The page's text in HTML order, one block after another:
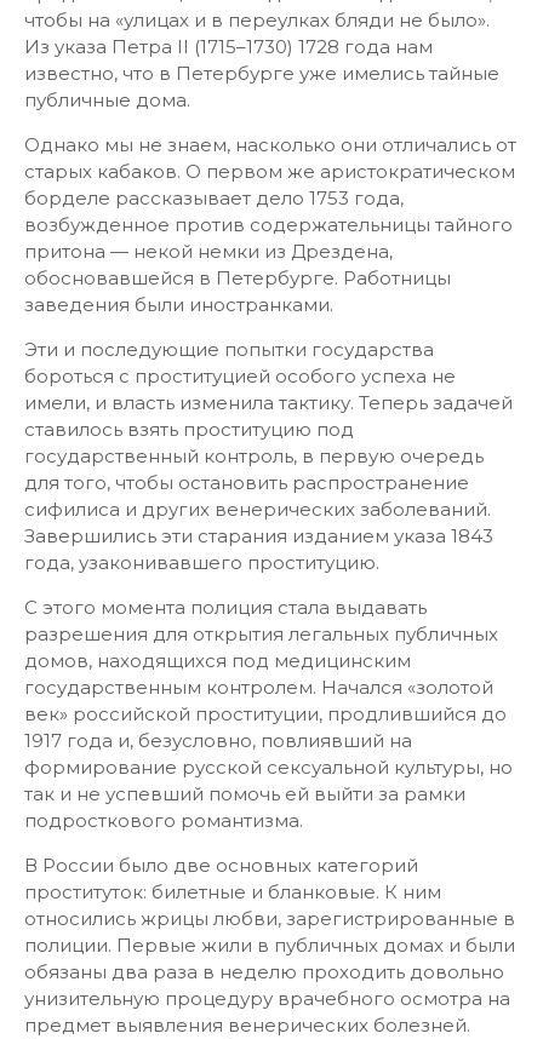
чтобы на «улицах и в переулках бляди не было».
Из указа Петра II (1715–1730) 1728 года нам
известно, что в Петербурге уже имелись тайные
публичные дома.
Однако мы не знаем, насколько они отличались от
старых кабаков. О первом же аристократическом
борделе рассказывает дело 1753 года,
возбужденное против содержательницы тайного
притона — некой немки из Дрездена,
обосновавшейся в Петербурге. Работницы
заведения были иностранками.
Эти и последующие попытки государства
бороться с проституцией особого успеха не
имели, и власть изменила тактику. Теперь задачей
ставилось взять проституцию под
государственный контроль, в первую очередь
для того, чтобы остановить распространение
сифилиса и других венерических заболеваний.
Завершились эти старания изданием указа 1843
года, узаконивавшего проституцию.
С этого момента полиция стала выдавать
разрешения для открытия легальных публичных
домов, находящихся под медицинским
государственным контролем. Начался «золотой
век» российской проституции, продлившийся до
1917 года и, безусловно, повлиявший на
формирование русской сексуальной культуры, но
так и не успевший помочь ей выйти за рамки
подросткового романтизма.
В России было две основных категорий
проституток: билетные и бланковые. К ним
относились жрицы любви, зарегистрированные в
полиции. Первые жили в публичных домах и были
обязаны два раза в неделю проходить довольно
унизительную процедуру врачебного осмотра на
предмет выявления венерических болезней.